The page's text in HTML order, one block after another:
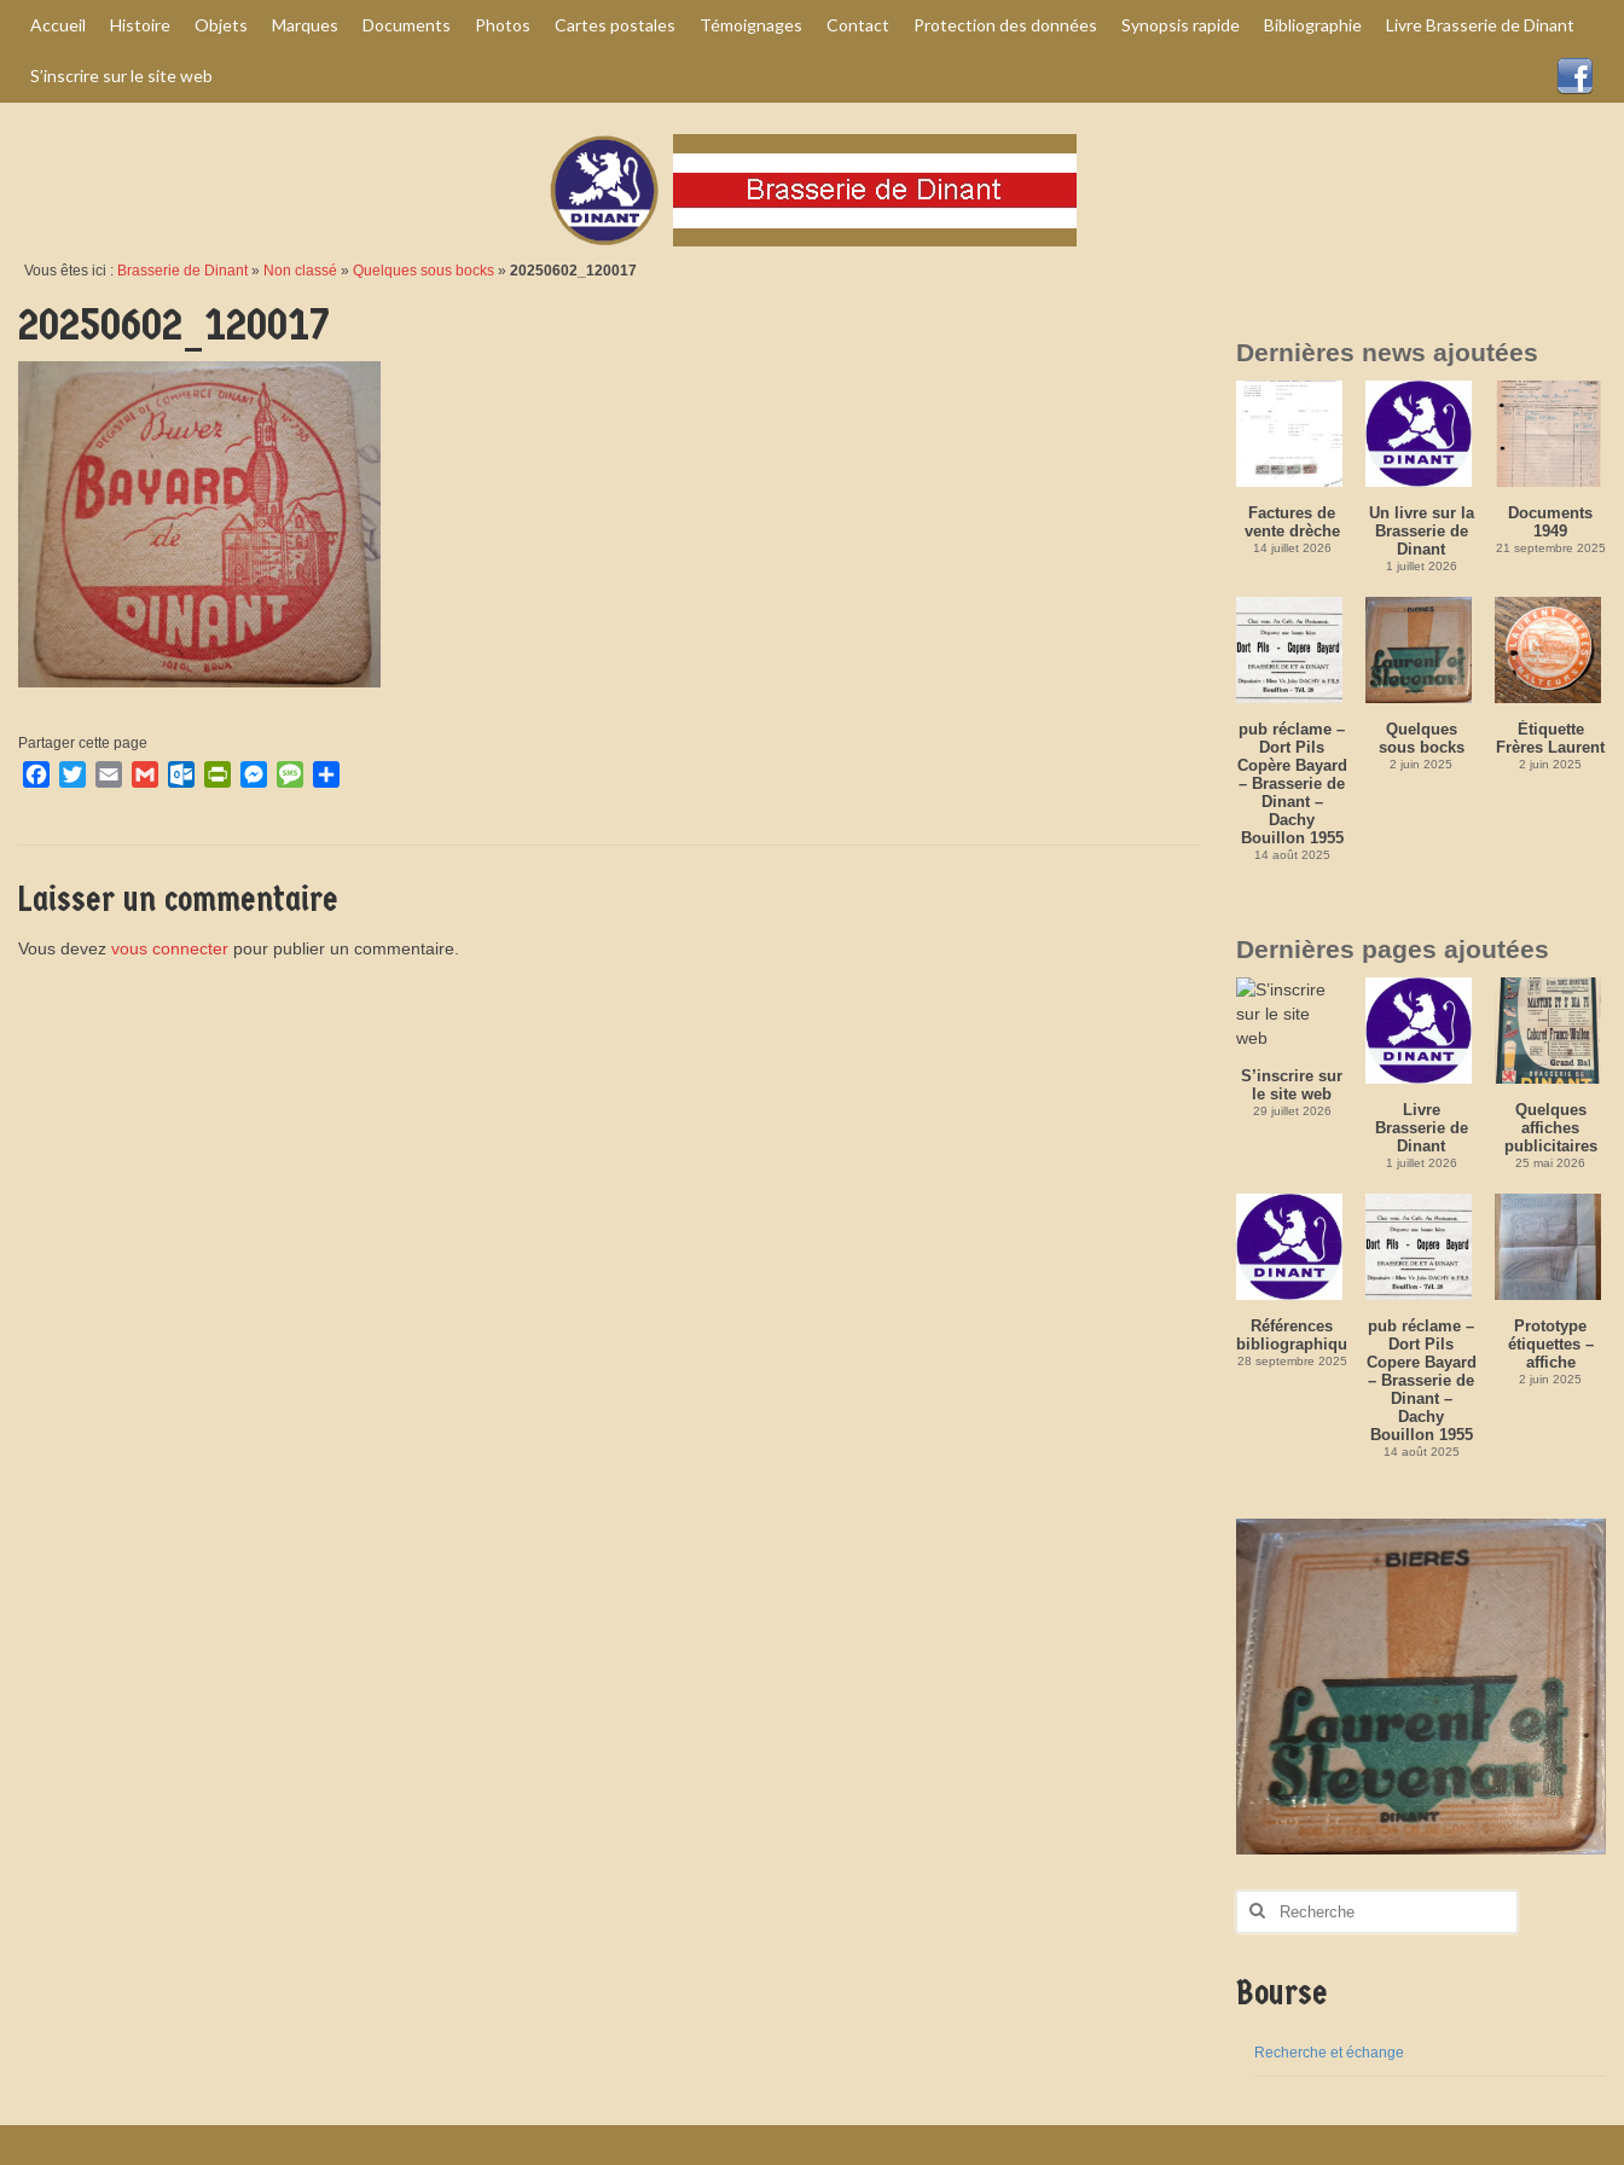
Accueil Histoire Objets Marques Documents Photos Cartes postales Témoignages Contact Protection des données Synopsis rapide Bibliographie Livre Brasserie de Dinant
S’inscrire sur le site web
Vous êtes ici : Brasserie de Dinant» Non classé » Quelques sous bocks » 20250602_120017
20250602_120017
Partager cette page
Facebook
TwitterEmail GmailOutlook.com
PrintFriendly
Messenger
Message
Laisser un commentaire
Vous devez vous connecter pour publier un commentaire.
Dernières news ajoutées
Factures de
vente drèche
14 juillet 2026
Un livre sur la
Brasserie de
Dinant
1 juillet 2026
Documents
1949
21 septembre 2025
pub réclame –
Dort Pils
Copère Bayard
– Brasserie de
Dinant –
Dachy
Bouillon 1955
14 août 2025
Quelques
sous bocks
2 juin 2025
Étiquette
Frères Laurent
2 juin 2025
Dernières pages ajoutées
S’inscrire sur
le site web
29 juillet 2026
Livre
Brasserie de
Dinant
1 juillet 2026
Quelques
affiches
publicitaires
25 mai 2026
Références
bibliographiques
28 septembre 2025
pub réclame –
Dort Pils
Copere Bayard
– Brasserie de
Dinant –
Dachy
Bouillon 1955
14 août 2025
Prototype
étiquettes –
affiche
2 juin 2025
Rechercher
Bourse
Recherche et échange